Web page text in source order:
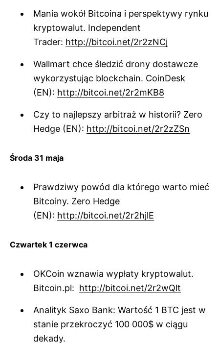
Mania wokół Bitcoina i perspektywy rynku
kryptowalut. Independent
Trader: http://bitcoi.net/2r2zNCj
Wallmart chce śledzić drony dostawcze
wykorzystując blockchain. CoinDesk
(EN): http://bitcoi.net/2r2mKB8
Czy to najlepszy arbitraż w historii? Zero
Hedge (EN): http://bitcoi.net/2r2zZSn
Środa 31 maja
Prawdziwy powód dla którego warto mieć
Bitcoiny. Zero Hedge
(EN): http://bitcoi.net/2r2hjlE
Czwartek 1 czerwca
OKCoin wznawia wypłaty kryptowalut.
Bitcoin.pl: http://bitcoi.net/2r2wQlt
Analityk Saxo Bank: Wartość 1 BTC jest w
stanie przekroczyć 100 000$ w ciągu
dekady.